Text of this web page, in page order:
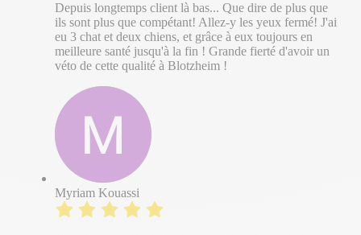
Depuis longtemps client là bas... Que dire de plus que
ils sont plus que compétant! Allez-y les yeux fermé! J'ai
eu 3 chat et deux chiens, et grâce à eux toujours en
meilleure santé jusqu'à la fin ! Grande fierté d'avoir un
véto de cette qualité à Blotzheim !
Myriam Kouassi